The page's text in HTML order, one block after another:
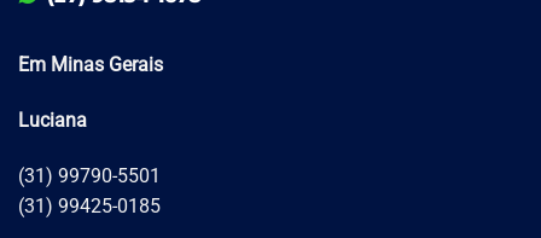
Em Minas Gerais
Luciana
(31) 99790-5501
(31) 99425-0185